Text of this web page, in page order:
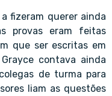
fizeram querer ainda
provas eram feitas
que ser escritas em
contava ainda
de turma para
liam as questões